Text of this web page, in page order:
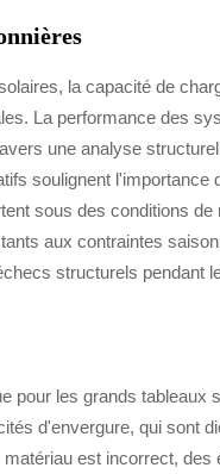
la capacité de
La performance des
une analyse
soulignent l'importance
sous des conditions de
aux contraintes
structurels pendant
pour les grands tableaux
d'envergure, qui sont
est incorrect, des